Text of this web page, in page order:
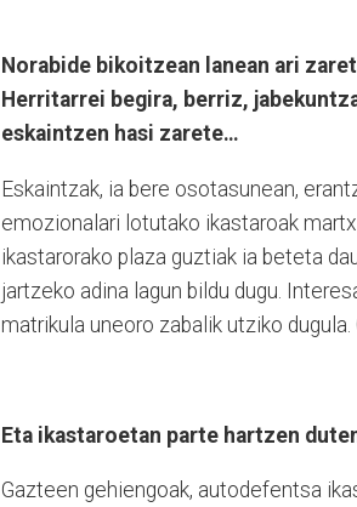
Norabide bikoitzean lanean ari
Herritarrei begira, berriz,
eskaintzen hasi zarete…
Eskaintzak, ia bere osotasunean,
emozionalari lotutako ikastaroak
ikastarorako plaza guztiak ia beteta
jartzeko adina lagun bildu dugu.
matrikula uneoro zabalik utziko
Eta ikastaroetan parte hartzen
Gazteen gehiengoak, autodefentsa